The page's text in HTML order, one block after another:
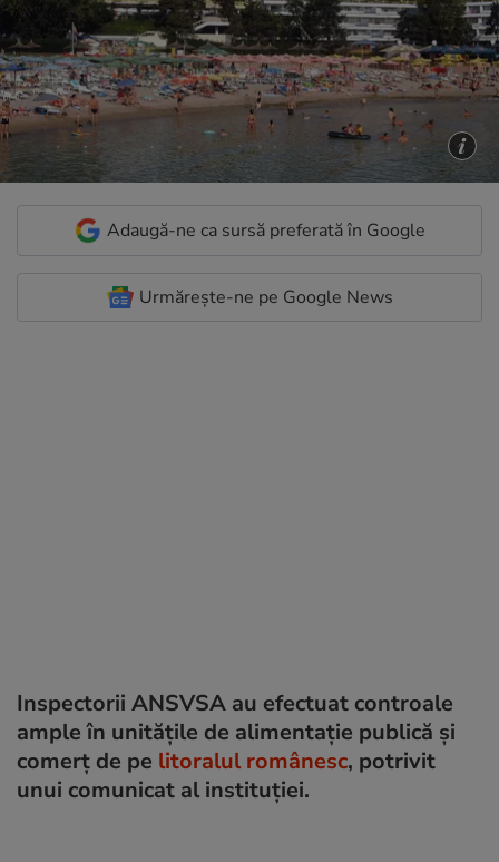
Adaugă-ne ca sursă preferată în Google
Urmărește-ne pe Google News
Inspectorii ANSVSA au efectuat controale
ample în unitățile de alimentație publică și
comerț de pe litoralul românesc, potrivit
unui comunicat al instituției.